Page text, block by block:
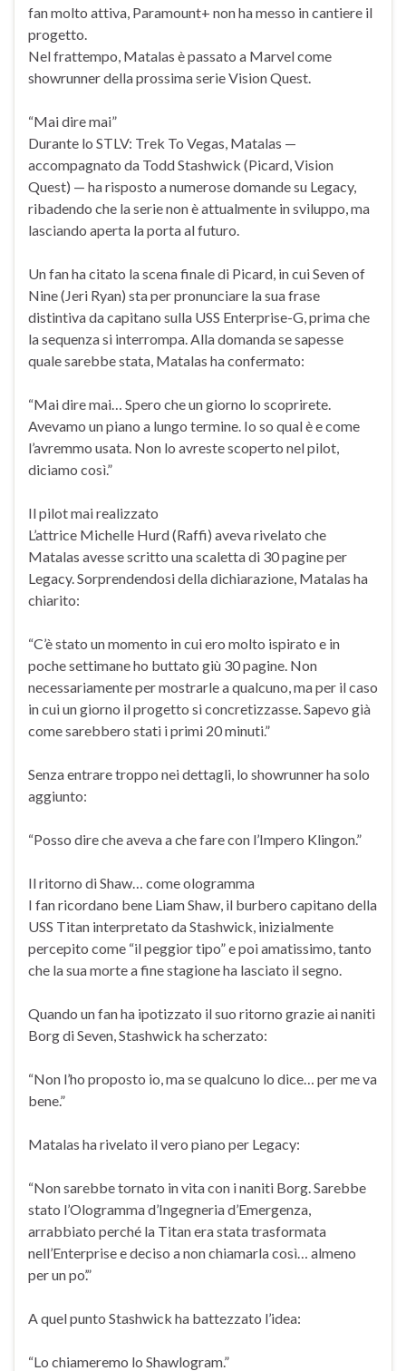
fan molto attiva, Paramount+ non ha messo in cantiere il
progetto.
Nel frattempo, Matalas è passato a Marvel come
showrunner della prossima serie Vision Quest.
“Mai dire mai”
Durante lo STLV: Trek To Vegas, Matalas —
accompagnato da Todd Stashwick (Picard, Vision
Quest) — ha risposto a numerose domande su Legacy,
ribadendo che la serie non è attualmente in sviluppo, ma
lasciando aperta la porta al futuro.
Un fan ha citato la scena finale di Picard, in cui Seven of
Nine (Jeri Ryan) sta per pronunciare la sua frase
distintiva da capitano sulla USS Enterprise-G, prima che
la sequenza si interrompa. Alla domanda se sapesse
quale sarebbe stata, Matalas ha confermato:
“Mai dire mai… Spero che un giorno lo scoprirete.
Avevamo un piano a lungo termine. Io so qual è e come
l’avremmo usata. Non lo avreste scoperto nel pilot,
diciamo così.”
Il pilot mai realizzato
L’attrice Michelle Hurd (Raffi) aveva rivelato che
Matalas avesse scritto una scaletta di 30 pagine per
Legacy. Sorprendendosi della dichiarazione, Matalas ha
chiarito:
“C’è stato un momento in cui ero molto ispirato e in
poche settimane ho buttato giù 30 pagine. Non
necessariamente per mostrarle a qualcuno, ma per il caso
in cui un giorno il progetto si concretizzasse. Sapevo già
come sarebbero stati i primi 20 minuti.”
Senza entrare troppo nei dettagli, lo showrunner ha solo
aggiunto:
“Posso dire che aveva a che fare con l’Impero Klingon.”
Il ritorno di Shaw… come ologramma
I fan ricordano bene Liam Shaw, il burbero capitano della
USS Titan interpretato da Stashwick, inizialmente
percepito come “il peggior tipo” e poi amatissimo, tanto
che la sua morte a fine stagione ha lasciato il segno.
Quando un fan ha ipotizzato il suo ritorno grazie ai naniti
Borg di Seven, Stashwick ha scherzato:
“Non l’ho proposto io, ma se qualcuno lo dice… per me va
bene.”
Matalas ha rivelato il vero piano per Legacy:
“Non sarebbe tornato in vita con i naniti Borg. Sarebbe
stato l’Ologramma d’Ingegneria d’Emergenza,
arrabbiato perché la Titan era stata trasformata
nell’Enterprise e deciso a non chiamarla così… almeno
per un po’.”
A quel punto Stashwick ha battezzato l’idea:
“Lo chiameremo lo Shawlogram.”